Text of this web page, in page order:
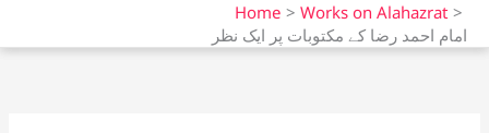
Home
Works on Alahazrat
امام احمد رضا کے مکتوبات پر ایک نظر